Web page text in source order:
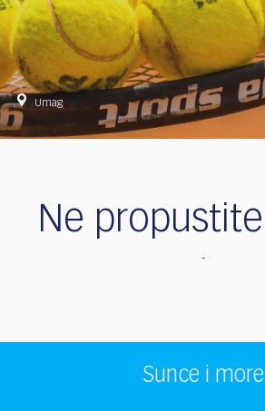
Umag
Ne propustite
Sunce i more